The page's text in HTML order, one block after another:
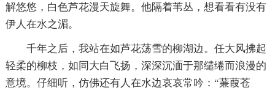
解悠悠，白色芦花漫天旋舞。他隔着苇丛，想看看有没有
伊人在水之湄。
千年之后，我站在如芦花荡雪的柳湖边。任大风拂起
轻柔的柳枝，如同大白飞扬，深深沉湎于那缱绻而浪漫的
意境。仔细听，仿佛还有人在水边哀哀常吟：“蒹葭苍